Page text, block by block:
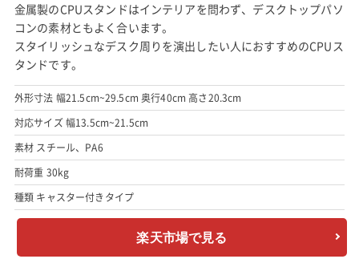
金属製のCPUスタンドはインテリアを問わず、デスクトップパソ
コンの素材ともよく合います。
スタイリッシュなデスク周りを演出したい人におすすめのCPUス
タンドです。
外形寸法 幅21.5cm~29.5cm 奥行40cm 高さ20.3cm
対応サイズ 幅13.5cm~21.5cm
素材 スチール、PA6
耐荷重 30kg
種類 キャスター付きタイプ
楽天市場で見る